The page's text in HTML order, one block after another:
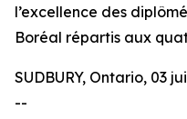
l’excellence des
Boréal répartis aux
SUDBURY, Ontario, 03
--